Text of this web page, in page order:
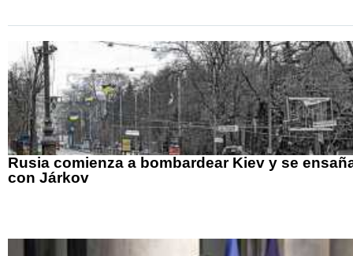
Rusia comienza a bombardear Kiev y se
con Járkov